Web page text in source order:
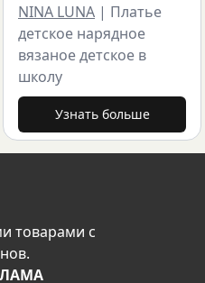
NINA LUNA | Платье
детское нарядное
вязаное детское в
школу
Узнать больше
товарами с